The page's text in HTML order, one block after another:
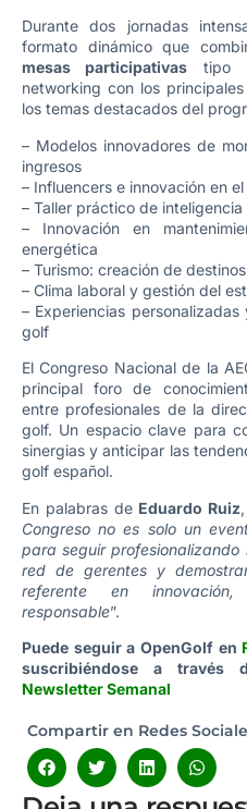
Durante dos jornadas
formato dinámico que
mesas participativas tipo
networking con los
los temas destacados del
– Modelos innovadores de
ingresos
– Influencers e innovación en
– Taller práctico de
– Innovación en
energética
– Turismo: creación de
– Clima laboral y gestión del
– Experiencias
golf
El Congreso Nacional de la
principal foro de
entre profesionales de la
golf. Un espacio clave para
sinergias y anticipar las
golf español.
En palabras de Eduardo Ruiz
Congreso no es solo un
para seguir
red de gerentes y
referente en
responsable”.
Puede seguir a OpenGolf en
suscribiéndose a través
Newsletter Semanal
Compartir en Redes